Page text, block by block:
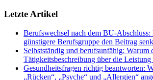
Letzte Artikel
Berufswechsel nach dem BU-Abschluss:
günstigere Berufsgruppe den Beitrag
Selbstständig und berufsunfähig: Warum
Tätigkeitsbeschreibung über die Leistung
Gesundheitsfragen richtig beantworten:
„Rücken“, „Psyche“ und „Allergien“